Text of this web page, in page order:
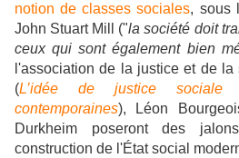
notion de classes sociales, sous
John Stuart Mill ("la société doit
ceux qui sont également bien
l'association de la justice et de
(L’idée de justice sociale
contemporaines), Léon
Durkheim poseront des
construction de l'État social